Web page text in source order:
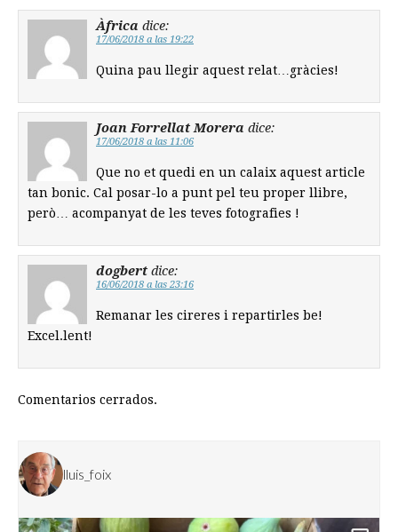
Àfrica dice:
17/06/2018 a las 19:22
Quina pau llegir aquest relat…gràcies!
Joan Forrellat Morera dice:
17/06/2018 a las 11:06
Que no et quedi en un calaix aquest article
tan bonic. Cal posar-lo a punt pel teu proper llibre,
però… acompanyat de les teves fotografies !
dogbert dice:
16/06/2018 a las 23:16
Remanar les cireres i repartirles be!
Excel.lent!
Comentarios cerrados.
lluis_foix